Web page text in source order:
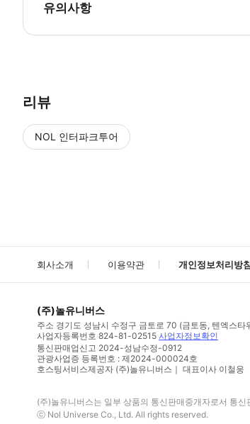
유의사항
리뷰
NOL 인터파크투어
회사소개 이용약관 개인정보처리방
(주)놀유니버스
주소 경기도 성남시 수정구 금토로 70 (금토동, 텐엑스타
사업자등록번호 824-81-02515 사업자정보확인
통신판매업신고 2024-성남수정-0912
관광사업증 등록번호 : 제2024-000024호
호스팅서비스제공자 (주)놀유니버스｜ 대표이사 이철웅
(주)놀유니버스는 일부 상품의 통신판매중개자로서 통
ⓒ Nol Universe Co., Ltd. All rights reserved.